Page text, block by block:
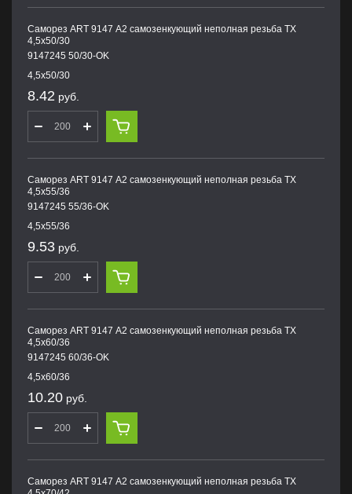
Саморез ART 9147 А2 самозенкующий неполная резьба TX
4,5х50/30
9147245 50/30-OK
4,5х50/30
8.42 руб.
Саморез ART 9147 А2 самозенкующий неполная резьба TX
4,5х55/36
9147245 55/36-OK
4,5х55/36
9.53 руб.
Саморез ART 9147 А2 самозенкующий неполная резьба TX
4,5х60/36
9147245 60/36-OK
4,5х60/36
10.20 руб.
Саморез ART 9147 А2 самозенкующий неполная резьба TX